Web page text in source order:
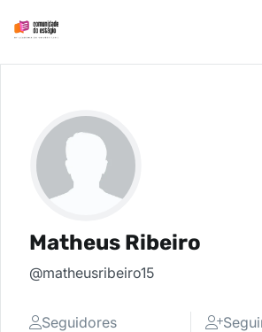
Matheus Ribeiro
@matheusribeiro15
Seguidores